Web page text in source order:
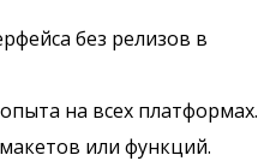
без релизов в
на всех платформах.
или функций.